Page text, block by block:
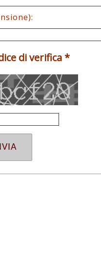
di verifica *